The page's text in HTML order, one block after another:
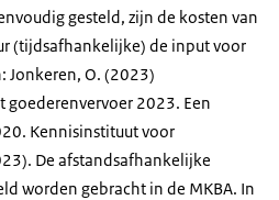
gesteld, zijn de kosten van
(tijdsafhankelijke) de input voor
Jonkeren, O. (2023)
2023. Een
Kennisinstituut voor
De afstandsafhankelijke
worden gebracht in de MKBA. In